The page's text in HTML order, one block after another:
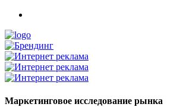
Маркетинговое исследование рынка